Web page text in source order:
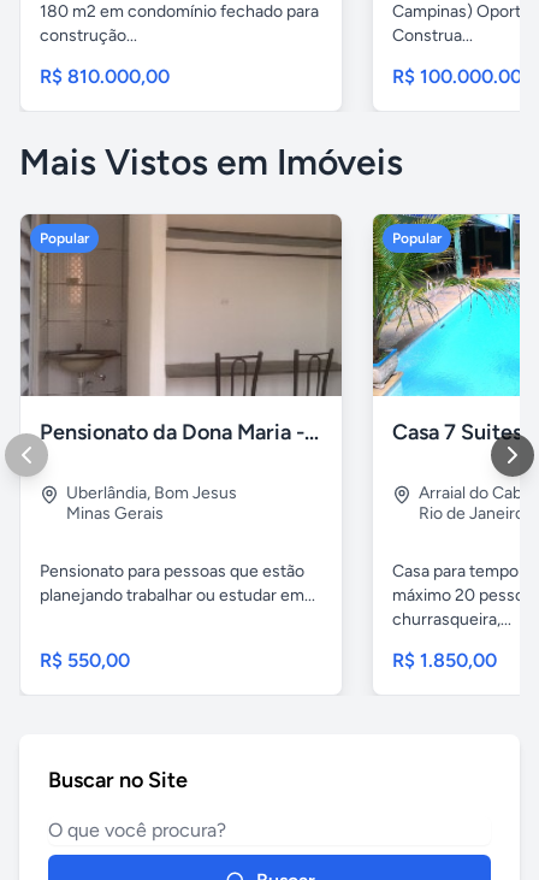
180 m2 em condomínio fechado para
construção...
R$ 810.000,00
Campinas)
Construa...
R$
Mais Vistos em Imóveis
Popular
Pensionato da Dona Maria - Uberlândia/MG
Uberlândia, Bom Jesus
Minas Gerais
Pensionato para pessoas que estão
planejando trabalhar ou estudar em...
R$ 550,00
Popular
Arraial do Cabo
Rio de Janeiro
Casa para
máximo 20
churrasqueira,...
R$ 1.850,00
Buscar no Site